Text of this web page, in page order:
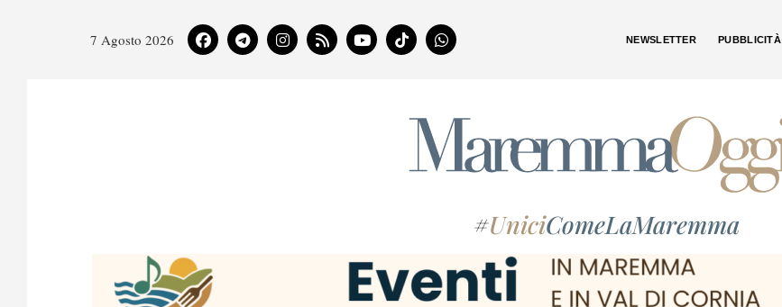
7 Agosto 2026 NEWSLETTER PUBBLICITÀ
#UniciComeLaMaremma